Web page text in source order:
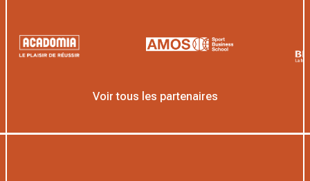
Voir tous les partenaires